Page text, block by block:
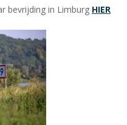
bevrijding in Limburg HIER